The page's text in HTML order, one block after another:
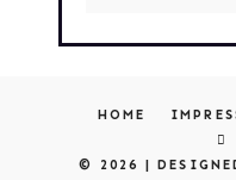
HOME
© 2026 |